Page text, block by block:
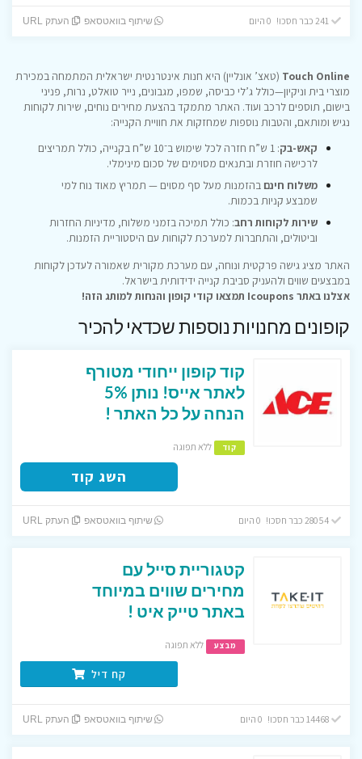
שיתוף בוואטסאפ העתק URL
Touch Online (טאצ’ אונליין) היא חנות אינטרנטית ישראלית המתמחה במכירת
מוצרי בית וניקיון—כולל ג’לי כביסה, שמפו, מגבונים, נייר טואלט, נרות, פניני
בישום, תוספים לרכב ועוד. האתר מתמקד בהצעת מחירים נוחים, שירות לקוחות
נגיש ומותאם, והטבות נוספות שמחזקות את חוויית הקנייה:
קאש-בק
: 1 ש”ח חזרה לכל שימוש ב־10 ש”ח בקנייה, כולל תמריצים
לרכישה חוזרת ובתנאים מסוימים של סכום מינימלי.
משלוח חינם בהזמנות מעל סף מסוים — תמריץ מאוד נוח למי
שמבצע קניות בכמות.
שירות לקוחות רחב: כולל תמיכה בזמני משלוח, מדיניות החזרות
וביטולים, והתחברות למערכת לקוחות עם היסטוריית הזמנות.
האתר מציג גישה פרקטית ונוחה, עם מערכת מקורית שאמורה לעדכן לקוחות
במבצעים שווים ולהעניק סביבת קנייה ידידותית בישראל.
אצלנו באתר Icoupons תמצאו קודי קופון והנחות למותג הזה!
קופונים מחנויות נוספות שכדאי להכיר
קוד קופון ייחודי מטורף
לאתר אייס! נותן 5%
הנחה על כל האתר !
קוד ללא תפוגה
השג קוד
28054 כבר חסכו! 0 היום שיתוף בוואטסאפ העתק URL
קטגוריית סייל עם
מחירים שווים במיוחד
באתר טייק איט !
מבצע ללא תפוגה
קח דיל
14468 כבר חסכו! 0 היום שיתוף בוואטסאפ העתק URL